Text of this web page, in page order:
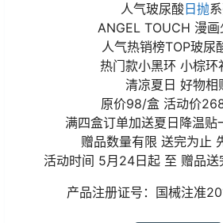
人气玻尿酸 日抛
ANGEL TOUCH 漫画
人气热销榜TOP玻尿
热门款小黑环 小棕环
清凉夏日 好物相
原价98/盒 活动价
满四盒订单加送夏日降温贴
赠品数量有限 送完为止
活动时间 5月24日起 至 赠品送
产品注册证号：国械注准